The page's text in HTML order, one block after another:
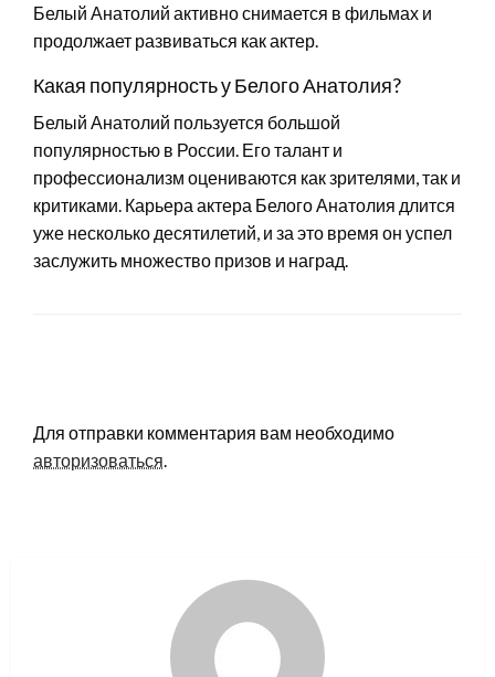
Белый Анатолий активно снимается в фильмах и
продолжает развиваться как актер.
Какая популярность у Белого Анатолия?
Белый Анатолий пользуется большой
популярностью в России. Его талант и
профессионализм оцениваются как зрителями, так и
критиками. Карьера актера Белого Анатолия длится
уже несколько десятилетий, и за это время он успел
заслужить множество призов и наград.
Для отправки комментария вам необходимо
авторизоваться.